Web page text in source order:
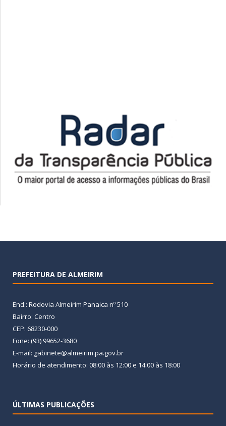
PREFEITURA DE ALMEIRIM
End.: Rodovia Almeirim Panaica nº 510
Bairro: Centro
CEP: 68230-000
Fone: (93) 99652-3680
E-mail: gabinete@almeirim.pa.gov.br
Horário de atendimento: 08:00 às 12:00 e 14:00 às 18:00
ÚLTIMAS PUBLICAÇÕES